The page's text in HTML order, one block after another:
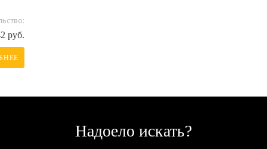
руб.
Надоело искать?